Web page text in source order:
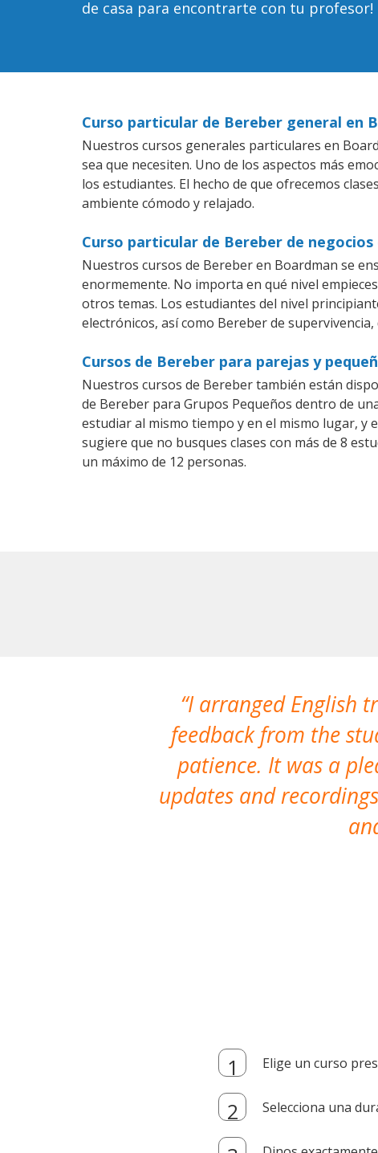
de casa para encontrarte con tu profesor!
Curso particular de Bereber general en
Nuestros cursos generales particulares en
sea que necesiten. Uno de los aspectos más
los estudiantes. El hecho de que ofrecemos
ambiente cómodo y relajado.
Curso particular de Bereber de negocios
Nuestros cursos de Bereber en Boardman se
enormemente. No importa en qué nivel
otros temas. Los estudiantes del nivel
electrónicos, así como Bereber de
Cursos de Bereber para parejas y
Nuestros cursos de Bereber también están
de Bereber para Grupos Pequeños dentro de
estudiar al mismo tiempo y en el mismo lugar, y
sugiere que no busques clases con más de 8
un máximo de 12 personas.
I arranged English
feedback from the
patience. It was a
updates and
Elige un curso
Selecciona una